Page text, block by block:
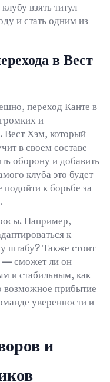
взять титул
и стать одним из
в Вест
переход Канте в
и
Вест Хэм, который
в своем составе
оборону и добавить
клуба это будет
к борьбе за
Например,
к
штабу? Также стоит
— сможет ли он
и стабильным, как
возможное прибытие
уверенности и
и